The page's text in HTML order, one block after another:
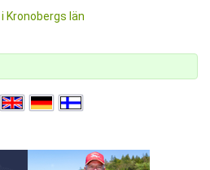
Kronobergs län